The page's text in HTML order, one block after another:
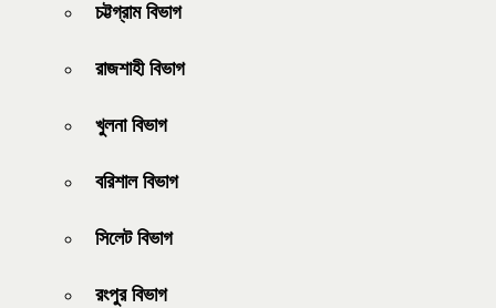
চট্টগ্রাম বিভাগ
রাজশাহী বিভাগ
খুলনা বিভাগ
বরিশাল বিভাগ
সিলেট বিভাগ
রংপুর বিভাগ